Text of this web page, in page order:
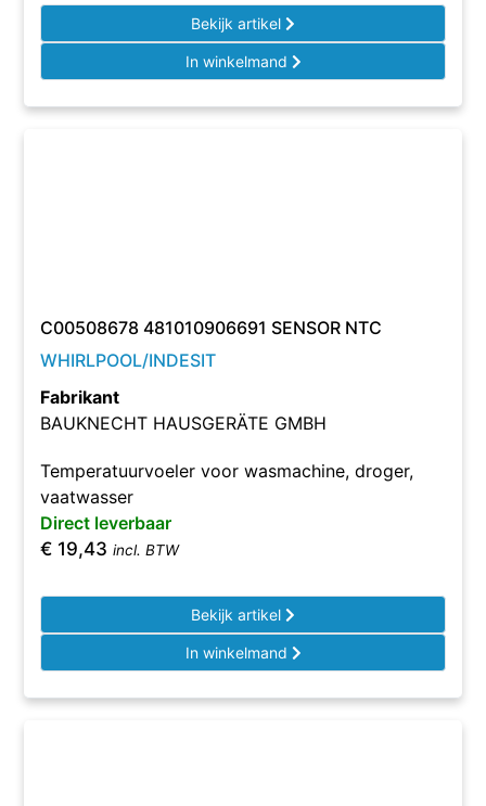
Bekijk artikel
In winkelmand
C00508678 481010906691 SENSOR NTC
WHIRLPOOL/INDESIT
Fabrikant
BAUKNECHT HAUSGERÄTE GMBH
Temperatuurvoeler voor wasmachine, droger,
vaatwasser
Direct leverbaar
€ 19,43 incl. BTW
Bekijk artikel
In winkelmand